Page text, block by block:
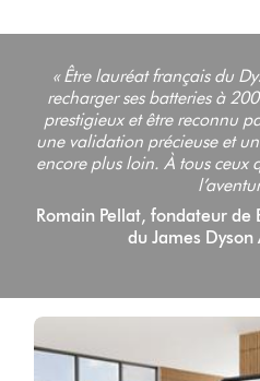
« Être lauréat français du
recharger ses batteries à
prestigieux et être reconnu
une validation précieuse et
encore plus loin. À tous ceux
Romain Pellat, fondateur
du James